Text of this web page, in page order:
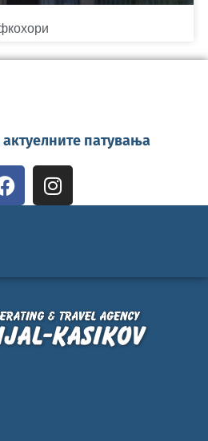
актуелните патувања